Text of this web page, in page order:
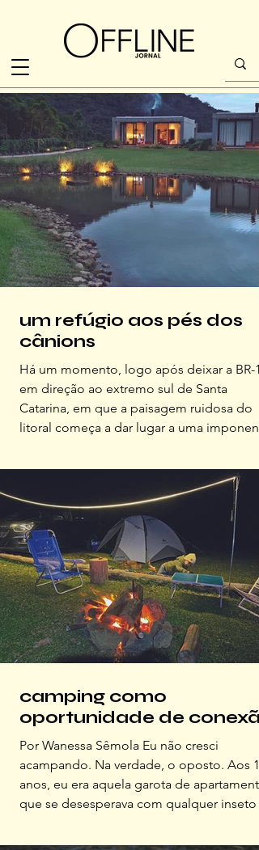
um refúgio aos pés dos
cânions
Há um momento, logo após deixar a BR-
em direção ao extremo sul de Santa
Catarina, em que a paisagem ruidosa do
litoral começa a dar lugar a uma
Grande é confortável para quem parte de
Florianópolis, livre de serras sinuosas ou
estradas complexas, sendo ideal para um
escape de final de semana ou feriado
prolongado. O destino final é uma
na grandiosidade da região de Aparados
Serra, onde o silêncio da terra é qu
camping como
oportunidade de
Por Wanessa Sêmola Eu não cresci
acampando. Na verdade, o oposto. Aos 18
anos, eu era aquela garota de apartamento
que se desesperava com qualquer inseto
meu então namorado (hoje marido), em